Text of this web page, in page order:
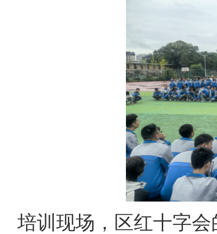
培训现场，区红十字